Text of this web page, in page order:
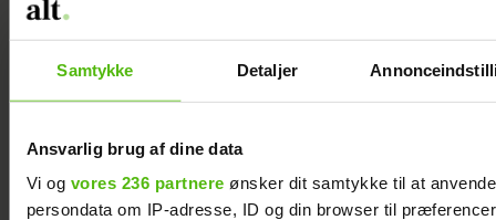
Samtykke Detaljer
Ansvarlig brug af dine data
Vi og vores 236 partnere ønsker dit samtykke til at
persondata om IP-adresse, ID og din browser til